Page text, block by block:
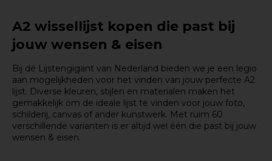
A2 wissellijst kopen die past bij
jouw wensen & eisen
Bij dé Lijstengigant van Nederland bieden we je een legio
aan mogelijkheden voor het vinden van jouw perfecte A2
lijst. Diverse kleuren, stijlen en materialen maken het
gemakkelijk om de ideale lijst te vinden voor jouw foto,
schilderij, canvas of ander kunstwerk. Met ruim 60
verschillende varianten is er altijd wel één die past bij jouw
wensen & eisen.